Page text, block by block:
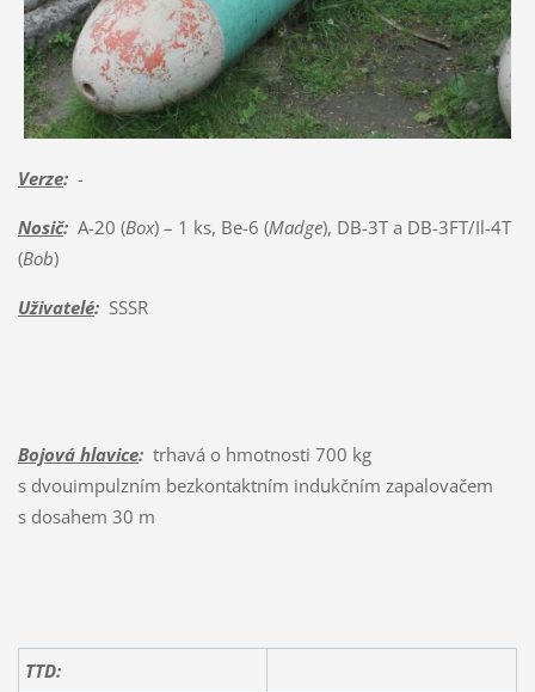
Verze:-
Nosič:A-20 (Box) – 1 ks, Be-6 (Madge), DB-3T a DB-3FT/Il-4T
(Bob)
Uživatelé:SSSR
Bojová hlavice:trhavá o hmotnosti 700 kg
s dvouimpulzním bezkontaktním indukčním zapalovačem
s dosahem 30 m
TTD: